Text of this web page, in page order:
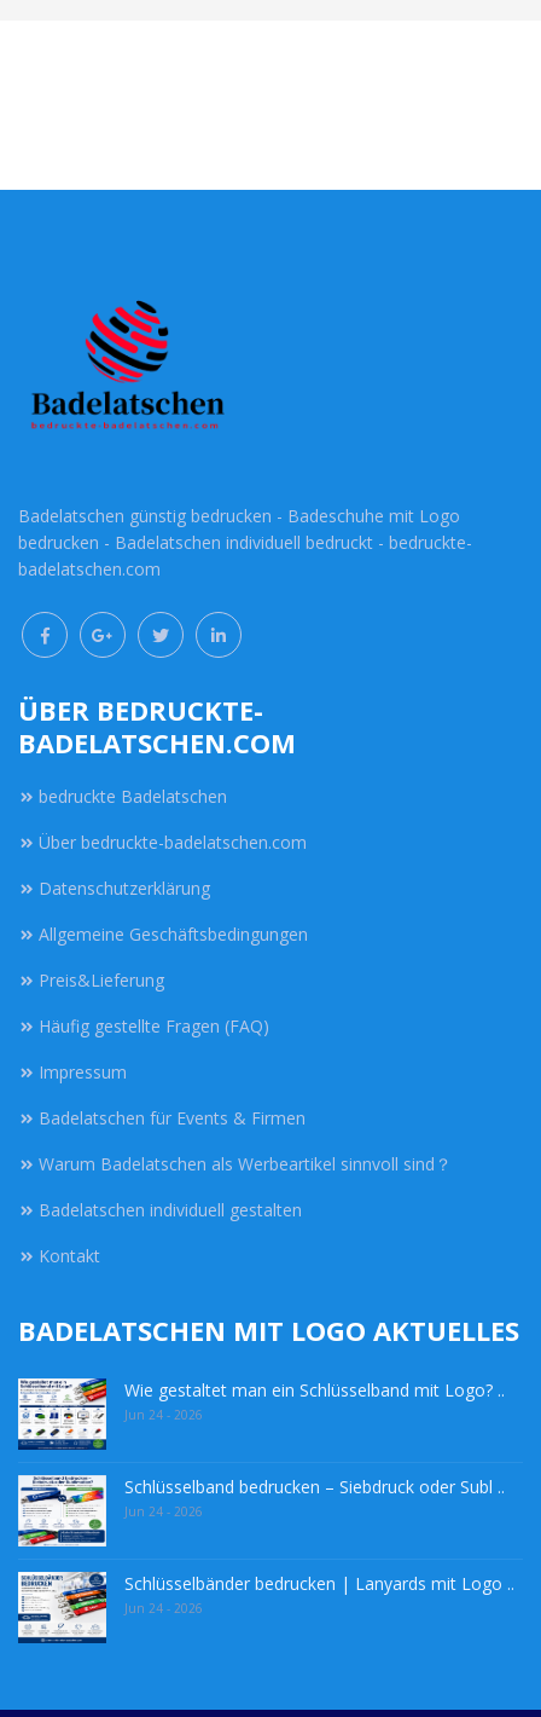
Badelatschen günstig bedrucken - Badeschuhe mit Logo
bedrucken - Badelatschen individuell bedruckt - bedruckte-
badelatschen.com
ÜBER BEDRUCKTE-
BADELATSCHEN.COM
bedruckte Badelatschen
Über bedruckte-badelatschen.com
Datenschutzerklärung
Allgemeine Geschäftsbedingungen
Preis&Lieferung
Häufig gestellte Fragen (FAQ)
Impressum
Badelatschen für Events & Firmen
Warum Badelatschen als Werbeartikel sinnvoll sind？
Badelatschen individuell gestalten
Kontakt
BADELATSCHEN MIT LOGO AKTUELLES
Wie gestaltet man ein Schlüsselband mit Logo? ..
Jun 24 - 2026
Schlüsselband bedrucken – Siebdruck oder Subl ..
Jun 24 - 2026
Schlüsselbänder bedrucken | Lanyards mit Logo ..
Jun 24 - 2026